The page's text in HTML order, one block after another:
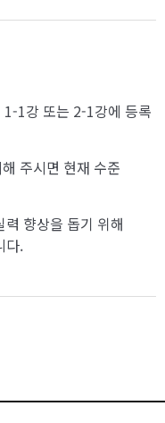
1강 또는 2-1강에 등록
주시면 현재 수준
향상을 돕기 위해
다.